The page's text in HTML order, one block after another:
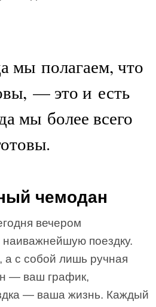
мы полагаем, что
— это и есть
мы более всего
чемодан
вечером
наиважнейшую поездку.
а с собой лишь ручная
— ваш график,
— ваша жизнь. Каждый